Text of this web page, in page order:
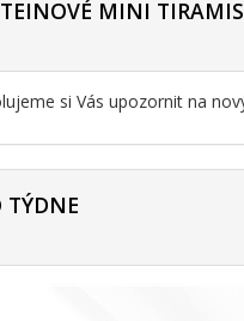
MINI
si Vás upozornit na